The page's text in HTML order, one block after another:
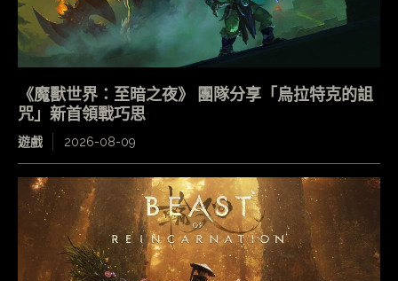
《魔獸世界：至暗之夜》 團隊分享「烏拉特克的詛
咒」新首領戰巧思
遊戲 2026-08-09